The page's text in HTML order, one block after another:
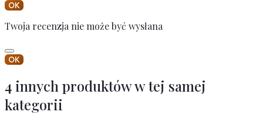
OK
Twoja recenzja nie może być wysłana
OK
4 innych produktów w tej samej
kategorii